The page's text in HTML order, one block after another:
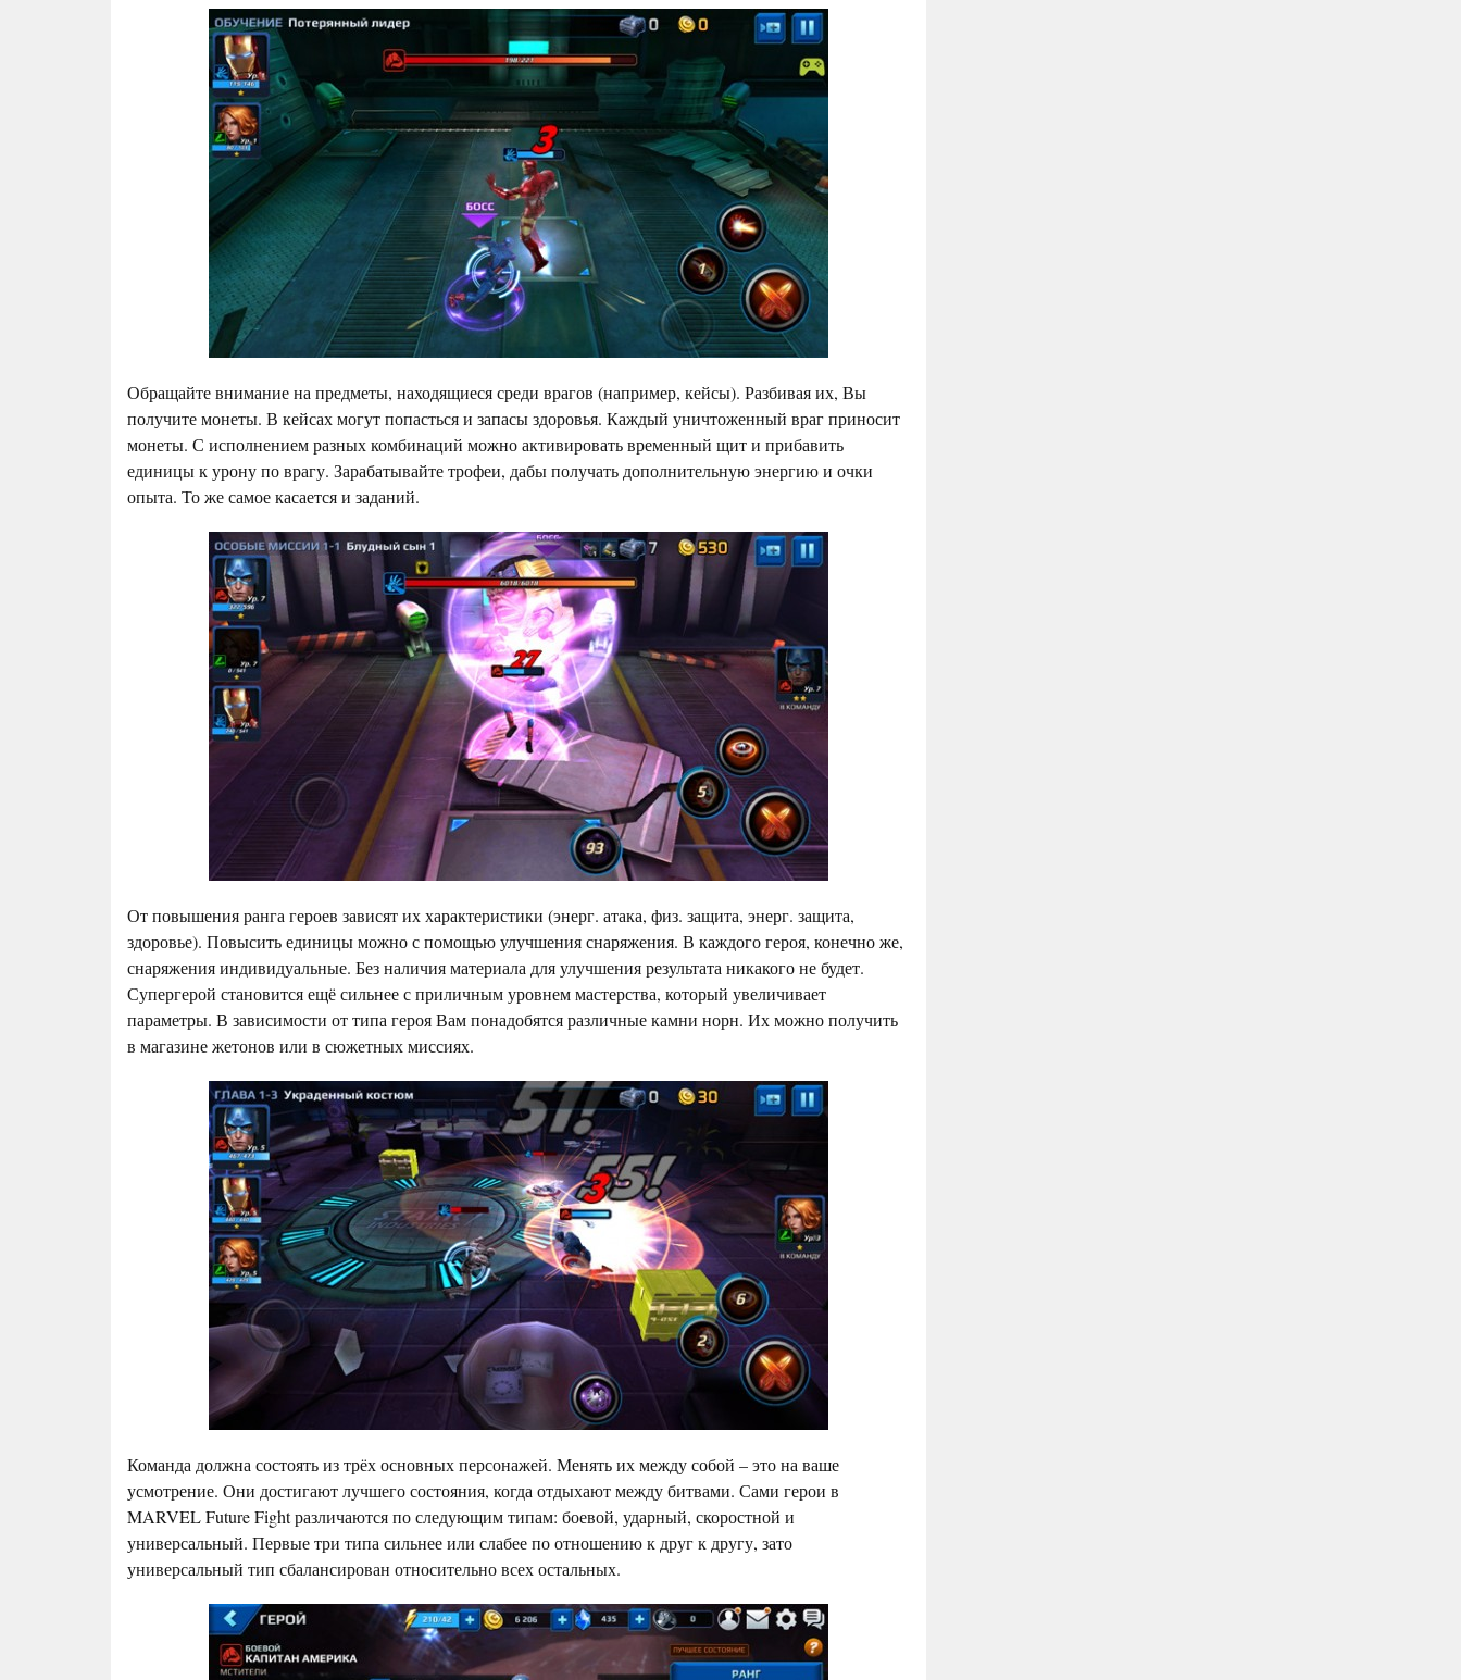
Обращайте внимание на предметы, находящиеся среди врагов (например, кейсы). Разбивая их, Вы
получите монеты. В кейсах могут попасться и запасы здоровья. Каждый уничтоженный враг приносит
монеты. С исполнением разных комбинаций можно активировать временный щит и прибавить
единицы к урону по врагу. Зарабатывайте трофеи, дабы получать дополнительную энергию и очки
опыта. То же самое касается и заданий.
От повышения ранга героев зависят их характеристики (энерг. атака, физ. защита, энерг. защита,
здоровье). Повысить единицы можно с помощью улучшения снаряжения. В каждого героя, конечно же,
снаряжения индивидуальные. Без наличия материала для улучшения результата никакого не будет.
Супергерой становится ещё сильнее с приличным уровнем мастерства, который увеличивает
параметры. В зависимости от типа героя Вам понадобятся различные камни норн. Их можно получить
в магазине жетонов или в сюжетных миссиях.
Команда должна состоять из трёх основных персонажей. Менять их между собой – это на ваше
усмотрение. Они достигают лучшего состояния, когда отдыхают между битвами. Сами герои в
MARVEL Future Fight различаются по следующим типам: боевой, ударный, скоростной и
универсальный. Первые три типа сильнее или слабее по отношению к друг к другу, зато
универсальный тип сбалансирован относительно всех остальных.